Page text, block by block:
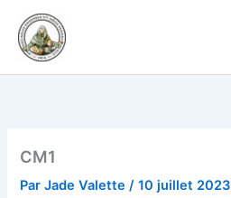
contenu
CM1
ParJade Valette/10 juillet 2023